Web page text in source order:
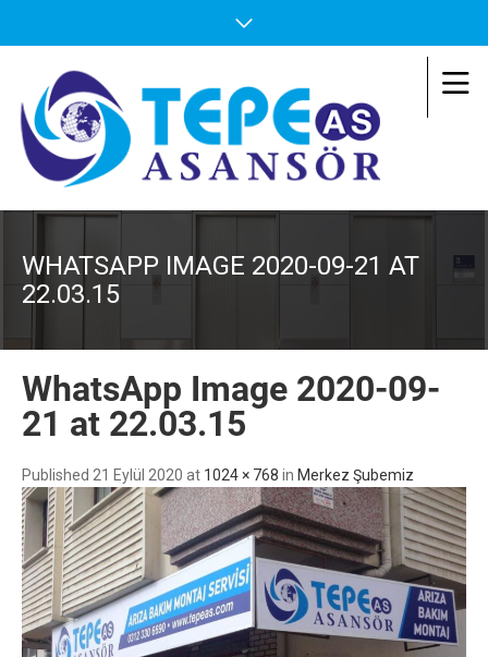
WHATSAPP IMAGE 2020-09-21 AT
22.03.15
WhatsApp Image 2020-09-
21 at 22.03.15
Published 21 Eylül 2020 at 1024 × 768 in Merkez Şubemiz